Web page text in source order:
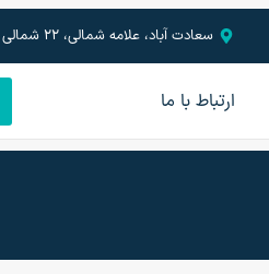
سعادت آباد، علامه شمالی، 22 شمالی
ارتباط با ما